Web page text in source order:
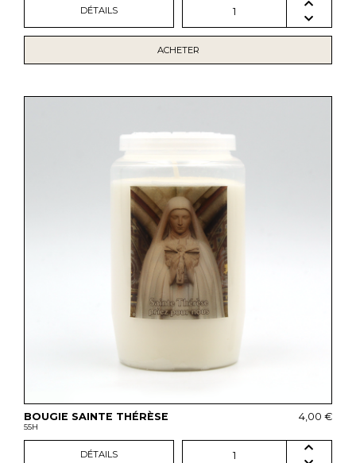
DÉTAILS 1
ACHETER
BOUGIE SAINTE THÉRÈSE
55H
4,00 €
DÉTAILS 1